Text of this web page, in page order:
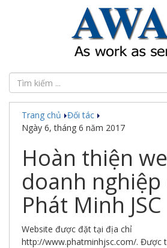
Đối
tác
Sản
phẩm
Ứng
dụng
chuyển
đổi
số
Công
nghệ
Trang chủ Đối tác
Ngày 6, tháng 6 năm 2017
Hoàn thiện
doanh
Phát Minh JSC
Website được đặt tại địa chỉ
http://www.phatminhjsc.com/. Được